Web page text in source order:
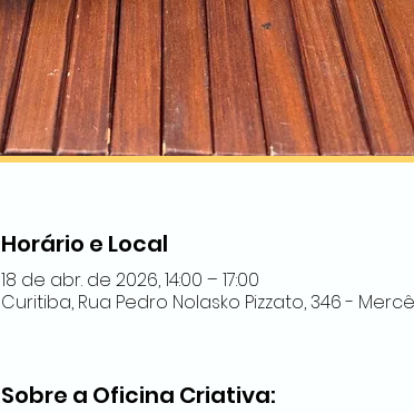
Horário e Local
18 de abr. de 2026, 14:00 – 17:00
Curitiba, Rua Pedro Nolasko Pizzato, 346 -
Sobre a Oficina Criativa: